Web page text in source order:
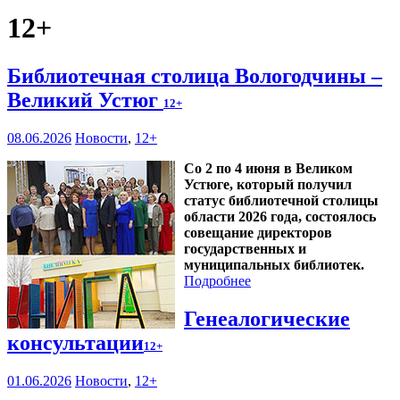
12+
Библиотечная столица Вологодчины –
Великий Устюг 12+
08.06.2026 Новости, 12+
Со 2 по 4 июня в Великом
Устюге, который получил
статус библиотечной столицы
области 2026 года, состоялось
совещание директоров
государственных и
муниципальных библиотек.
Подробнее
Генеалогические
консультации12+
01.06.2026 Новости, 12+